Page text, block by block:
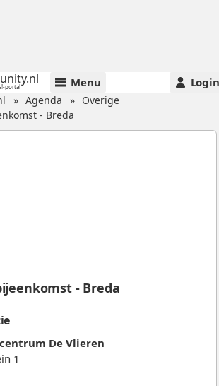
portal Menu Login
Agenda
Overige
- Breda
- Breda
De Vlieren
1